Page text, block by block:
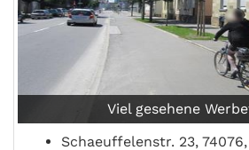
Viel gesehene
Schaeuffelenstr. 23, 74076,